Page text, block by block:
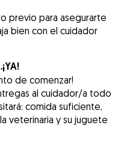
previo para asegurarte
bien con el cuidador
de comenzar!
al cuidador/a todo
comida suficiente,
veterinaria y su juguete